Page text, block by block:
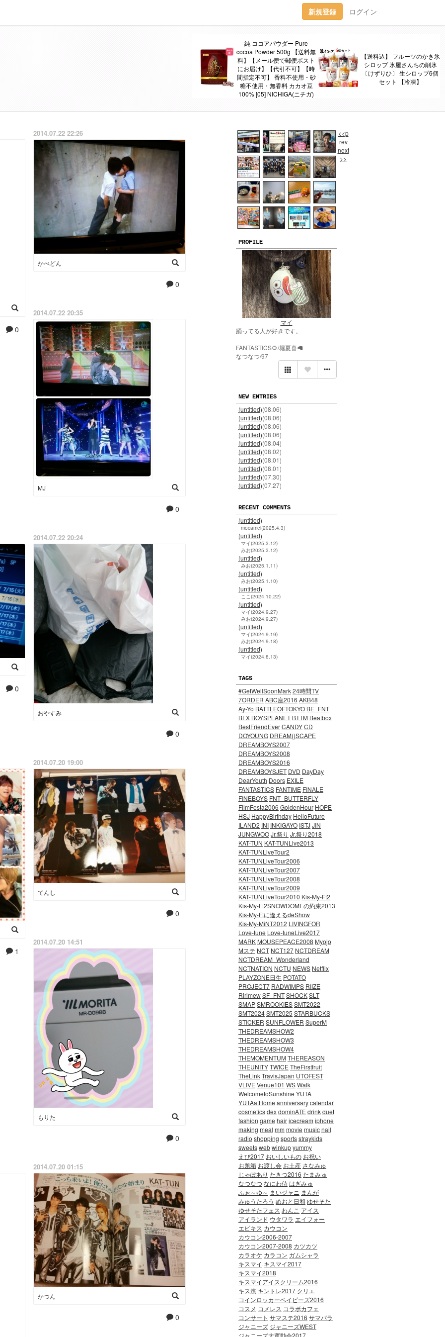
新規登録 ログイン
純 ココアパウダー Pure
cocoa Powder 500g 【送料無
料】【メール便で郵便ポスト
にお届け】【代引不可】【時
間指定不可】 香料不使用・砂
糖不使用・無香料 カカオ豆
100% [05] NICHIGA(ニチガ)
【送料込】 フルーツのかき氷
シロップ 氷屋さんちの削氷
〔けずりひ〕 生シロップ6個
セット 【冷凍】
<<p
rev
next
>>
PROFILE
マイ
踊ってる人が好きです。
FANTASTICS🌻/堀夏喜🦙
なつなつ/97
NEW ENTRIES
(untitled)(08.06)
(untitled)(08.06)
(untitled)(08.06)
(untitled)(08.06)
(untitled)(08.04)
(untitled)(08.02)
(untitled)(08.01)
(untitled)(08.01)
(untitled)(07.30)
(untitled)(07.27)
RECENT COMMENTS
(untitled)
mocamel(2025.4.3)
(untitled)
マイ(2025.3.12)
みお(2025.3.12)
(untitled)
みお(2025.1.11)
(untitled)
みお(2025.1.10)
(untitled)
ここ(2024.10.22)
(untitled)
マイ(2024.9.27)
みお(2024.9.27)
(untitled)
マイ(2024.9.19)
みお(2024.9.18)
(untitled)
マイ(2024.8.13)
TAGS
#GetWellSoonMark24時間TV
7ORDER ABC座2016 AKB48
Ay-Yo BATTLEOFTOKYO BE_FNT
BFX BOYSPLANET BTTM Beatbox
BestFriendEverCANDYCD
DOYOUNG DREAM()SCAPE
DREAMBOYS2007
DREAMBOYS2008
DREAMBOYS2016
DREAMBOYSJET DVD DayDay
DearYouth Doors EXILE
FANTASTICS FANTIME FINALE
FINEBOYS FNT_BUTTERFLY
FilmFesta2006 GoldenHour HOPE
HSJ HappyBirthday HelloFuture
ILAND2 INI INKIGAYO ISTJ JIN
JUNGWOOJr.祭り Jr.祭り2018
KAT-TUN KAT-TUNLive2013
KAT-TUNLiveTour2
KAT-TUNLiveTour2006
KAT-TUNLiveTour2007
KAT-TUNLiveTour2008
KAT-TUNLiveTour2009
KAT-TUNLiveTour2010 Kis-My-Ft2
Kis-My-Ft2SNOWDOMEの約束2013
Kis-My-Ftに逢えるdeShow
Kis-My-MiNT2012 LIVINGFOR
Love-tune Love-tuneLive2017
MARK MOUSEPEACE2008 Myojo
Mステ NCT NCT127 NCTDREAM
NCTDREAM_Wonderland
NCTNATION NCTU NEWS Netflix
PLAYZONE日生 POTATO
PROJECT7 RADWIMPS RIIZE
RirimewSF_FNTSHOCKSLT
SMAPSMROOKIESSMT2022
SMT2024SMT2025 STARBUCKS
STICKER SUNFLOWER SuperM
THEDREAMSHOW2
THEDREAMSHOW3
THEDREAMSHOW4
THEMOMENTUMTHEREASON
THEUNITYTWICETheFirstfruit
TheLinkTravisJapan UTOFEST
VLIVEVenue101 WSWalk
WelcometoSunshine YUTA
YUTAatHome anniversarycalendar
cosmeticsdexdominATEdrinkduet
fashion game hairicecream iphone
making meal mm movie musicnail
radio shopping sportsstraykids
sweetswebwinkupyummy
えび2017 おいしいもの お祝い
お題箱 お渡し会 お土産 さなみゅ
じゃぽあり たきつ2016 たまみゅ
なつなつ なにわ侍はぎみゅ
ふぉ～ゆ～ まいジャニ まんが
みゅうたろう めおと日和 ゆせそた
ゆせそたフェス わんこ アイス
アイランド ウタワラ エイフォー
エビキス カウコン
カウコン2006-2007
カウコン2007-2008 カツカツ
カラオケ カラコン ガムシャラ
キスマイ キスマイ2017
キスマイ2018
キスマイアイスクリーム2016
キス濱 キントレ2017 クリエ
コインロッカーベイビーズ2016
コスメ コメレス コラボカフェ
コンサート サマステ2016 サマパラ
ジャニーズ ジャニーズWEST
ジャニーズ大運動会2017
0
2014.07.22 22:26
かべどん
0
2014.07.22 20:35
MJ
0
0
2014.07.22 20:24
おやすみ
0
1
2014.07.20 19:00
てんし
0
2014.07.20 14:51
もりた
0
2014.07.20 01:15
かつん
0